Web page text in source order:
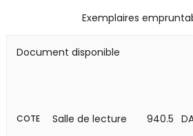
Exemplaires
Document disponible
COTE Salle de lecture 940.5